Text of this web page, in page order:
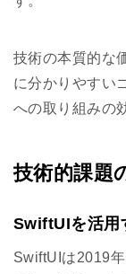
技術の本質的な
に分かりやすい
への取り組みの
技術的課題
SwiftUIを活用
SwiftUIは2019